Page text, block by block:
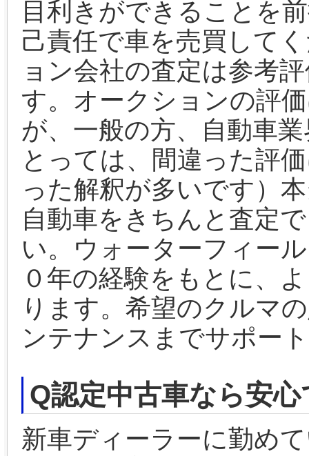
目利きができることを
己責任で車を売買して
ョン会社の査定は参考
す。オークションの評
が、一般の方、自動車
とっては、間違った評
った解釈が多いです）
自動車をきちんと査定
い。ウォーターフィー
０年の経験をもとに、
ります。希望のクルマ
ンテナンスまでサポー
Q認定中古車なら安
新車ディーラーに勤め